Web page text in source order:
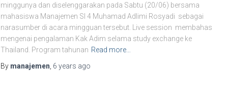
minggunya dan diselenggarakan pada Sabtu (20/06) bersama
mahasiswa Manajemen SI 4 Muhamad Adlimi Rosyadi sebagai
narasumber di acara mingguan tersebut. Live session membahas
mengenai pengalaman Kak Adim selama study exchange ke
Thailand. Program tahunan Read more…
By manajemen 6 years ago